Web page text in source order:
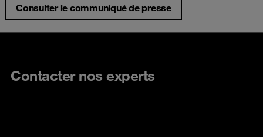
Consulter le communiqué de presse
Contacter nos experts